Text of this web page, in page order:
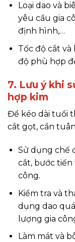
Loại dao và
yêu cầu gia
định hình,…
Tốc độ cắt
độ phù hợp
7. Lưu ý khi
hợp kim
Để kéo dài tuổi
cắt gọt, cần
Sử dụng chế
cắt, bước tiến
công.
Kiểm tra và
dụng dao
lượng gia
Làm mát và